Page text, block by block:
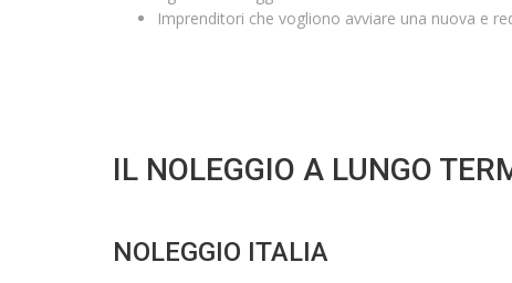
Imprenditori che vogliono avviare una nuova e
IL NOLEGGIO A LUNGO
NOLEGGIO ITALIA